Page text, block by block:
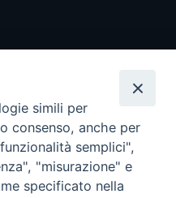
simili per
consenso, anche per
semplici",
"misurazione" e
specificato nella